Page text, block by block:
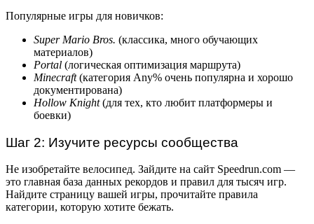
Популярные игры для новичков:
Super Mario Bros. (классика, много обучающих
материалов)
Portal (логическая оптимизация маршрута)
Minecraft(категория Any% очень популярна и хорошо
документирована)
Hollow Knight(для тех, кто любит платформеры и
боевки)
Шаг 2: Изучите ресурсы сообщества
Не изобретайте велосипед. Зайдите на сайт Speedrun.com —
это главная база данных рекордов и правил для тысяч игр.
Найдите страницу вашей игры, прочитайте правила
категории, которую хотите бежать.